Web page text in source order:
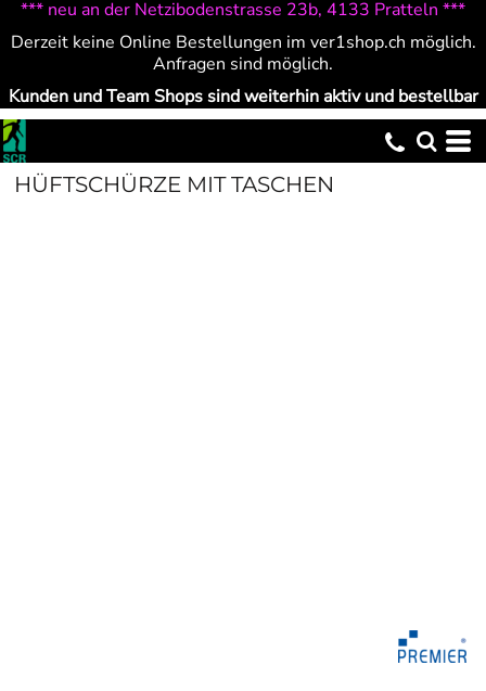
*** neu an der Netzibodenstrasse 23b, 4133 Pratteln ***
Derzeit keine Online Bestellungen im ver1shop.ch möglich.
Anfragen sind möglich.
Kunden und Team Shops sind weiterhin aktiv und bestellbar
HÜFTSCHÜRZE MIT TASCHEN